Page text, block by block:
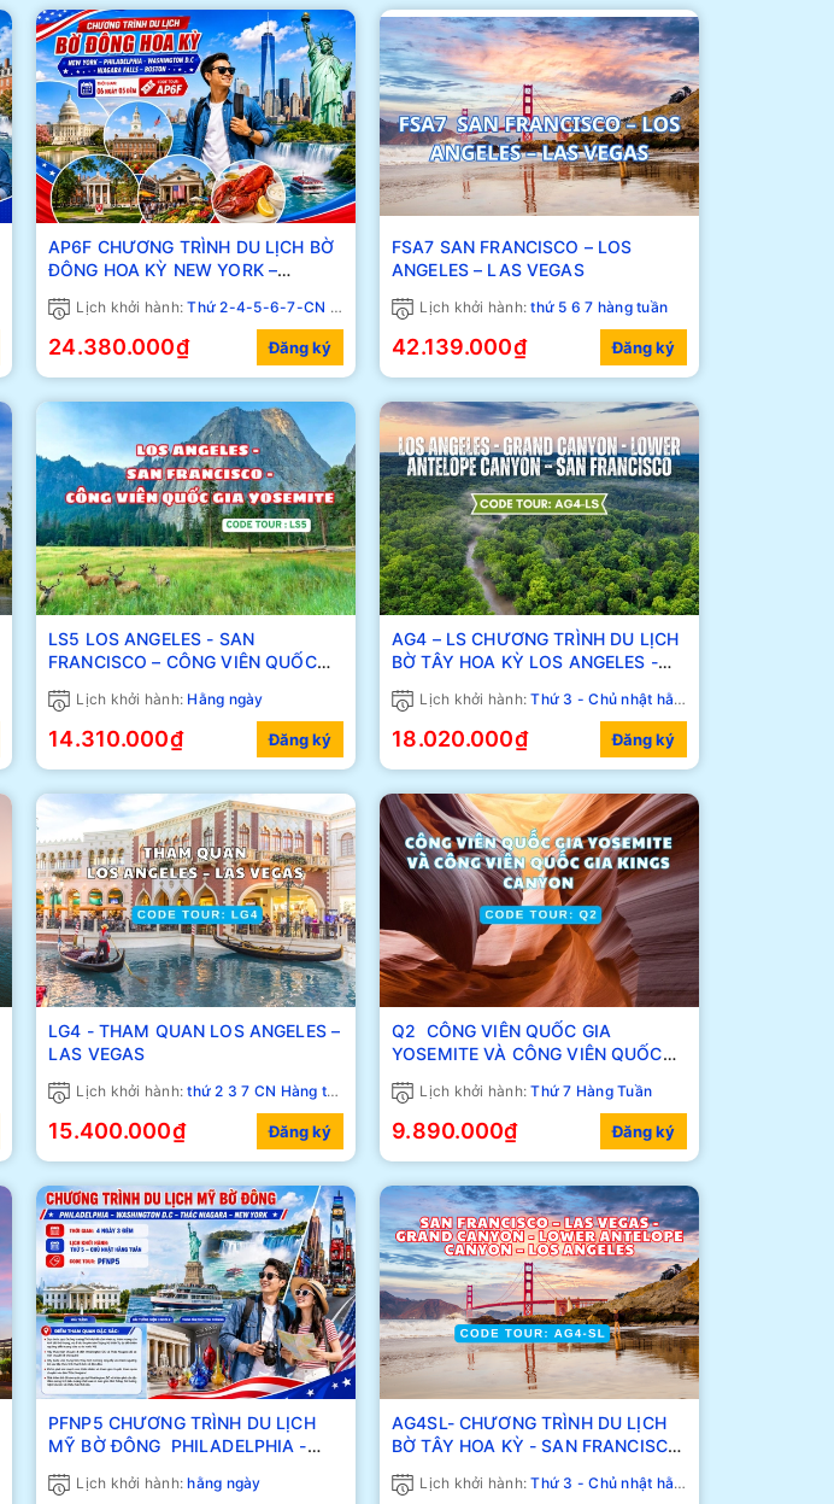
AP6F CHƯƠNG TRÌNH DU LỊCH BỜ
ĐÔNG HOA KỲ NEW YORK –
Lịch khởi hành:Thứ 2-4-5-6-7-CN Hằng Tuần
24.380.000₫ Đăng ký
FSA7 SAN FRANCISCO – LOS
ANGELES – LAS VEGAS
Lịch khởi hành:thứ 5 6 7 hàng tuần
42.139.000₫ Đăng ký
LS5 LOS ANGELES - SAN
FRANCISCO – CÔNG VIÊN QUỐC
Lịch khởi hành: Hằng ngày
14.310.000₫ Đăng ký
AG4 – LS CHƯƠNG TRÌNH DU LỊCH
BỜ TÂY HOA KỲ LOS ANGELES -
ANTELOPE CANYON – SAN
FRANCISCO
Lịch khởi hành:Thứ 3 - Chủ nhật hằng tuần
18.020.000₫ Đăng ký
LG4 - THAM QUAN LOS ANGELES –
LAS VEGAS
Lịch khởi hành:thứ 2 3 7 CN Hàng tuần
15.400.000₫ Đăng ký
Q2 CÔNG VIÊN QUỐC GIA
YOSEMITE VÀ CÔNG VIÊN QUỐC
Lịch khởi hành:Thứ 7 Hàng Tuần
9.890.000₫ Đăng ký
PFNP5 CHƯƠNG TRÌNH DU LỊCH
MỸ BỜ ĐÔNG PHILADELPHIA -
- NEW YORK
Lịch khởi hành:hằng ngày
AG4SL- CHƯƠNG TRÌNH DU LỊCH
BỜ TÂY HOA KỲ - SAN FRANCISCO
LOWER ANTELOPE CANYON – LOS
Lịch khởi hành:Thứ 3 - Chủ nhật hằng tuần